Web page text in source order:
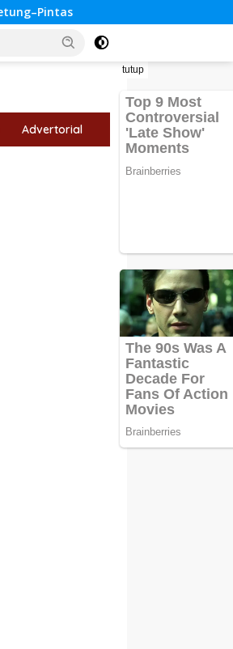
Tips Memilih Jurusan Kuliah yang
tutup
Advertorial